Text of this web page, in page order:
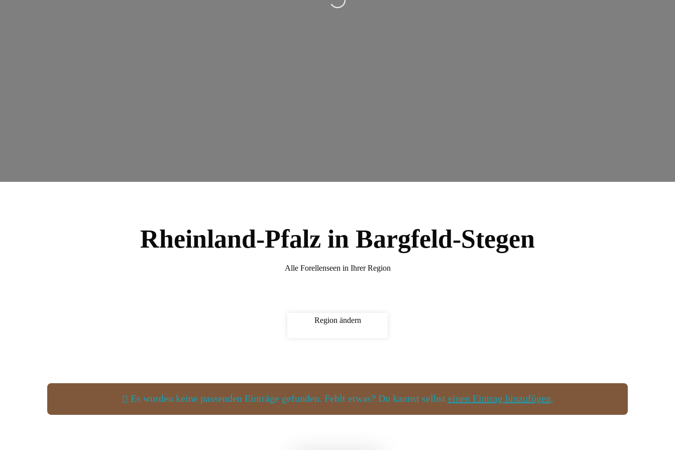
Rheinland-Pfalz in Bargfeld-Stegen
Alle Forellenseen in Ihrer Region
Region ändern
Es wurden keine passenden Einträge gefunden. Fehlt etwas? Du kannst selbst einen Eintrag hinzufügen.